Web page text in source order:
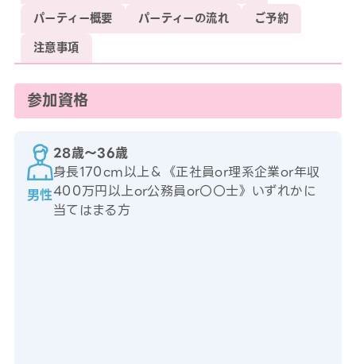
パーティー概要
パーティーの流れ
ご予約
注意事項
参加資格
男性
28歳〜36歳
身長170cm以上＆《正社員or理系企業or年収
400万円以上or公務員or〇〇士》いずれかに
当てはまる方